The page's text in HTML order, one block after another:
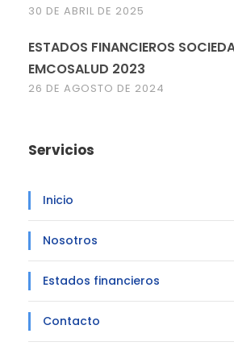
30 DE ABRIL DE 2025
ESTADOS FINANCIEROS
EMCOSALUD 2023
26 DE AGOSTO DE 2024
Servicios
Inicio
Nosotros
Estados financieros
Contacto